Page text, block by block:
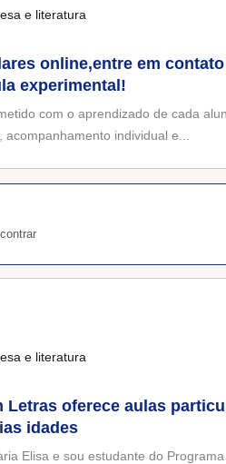
e literatura
online,entre em
experimental!
com o aprendizado de cada
individual e...
e literatura
Letras oferece aulas
idades
Elisa e sou estudante do